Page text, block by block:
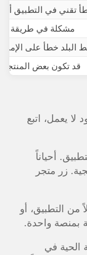
تقني في التطبيق أو
مشكلة في طريقة
البلد خطأ على
قد تكون بعض
لا يعمل، اتبع
أحياناً
زر متجر
من التطبيق، أو
بمنصة واحدة.
الحية في